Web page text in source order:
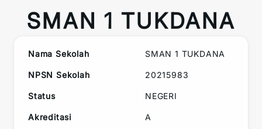
SMAN 1 TUKDANA
Nama Sekolah SMAN 1 TUKDANA
NPSN Sekolah 20215983
Status NEGERI
Akreditasi A